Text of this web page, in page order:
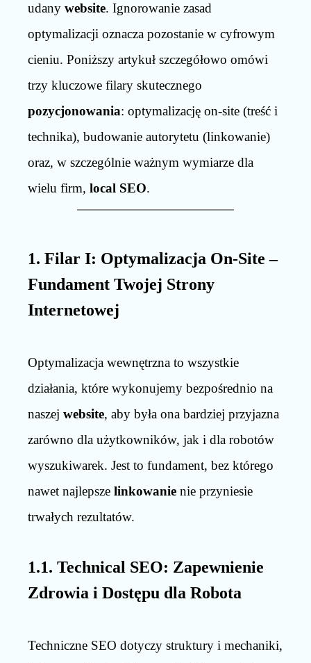
udany website. Ignorowanie zasad
optymalizacji oznacza pozostanie w cyfrowym
cieniu. Poniższy artykuł szczegółowo omówi
trzy kluczowe filary skutecznego
pozycjonowania: optymalizację on-site (treść i
technika), budowanie autorytetu (linkowanie)
oraz, w szczególnie ważnym wymiarze dla
wielu firm, local SEO.
1. Filar I: Optymalizacja On-Site –
Fundament Twojej Strony
Internetowej
Optymalizacja wewnętrzna to wszystkie
działania, które wykonujemy bezpośrednio na
naszej website, aby była ona bardziej przyjazna
zarówno dla użytkowników, jak i dla robotów
wyszukiwarek. Jest to fundament, bez którego
nawet najlepsze linkowanie nie przyniesie
trwałych rezultatów.
1.1. Technical SEO: Zapewnienie
Zdrowia i Dostępu dla Robota
Techniczne SEO dotyczy struktury i mechaniki,